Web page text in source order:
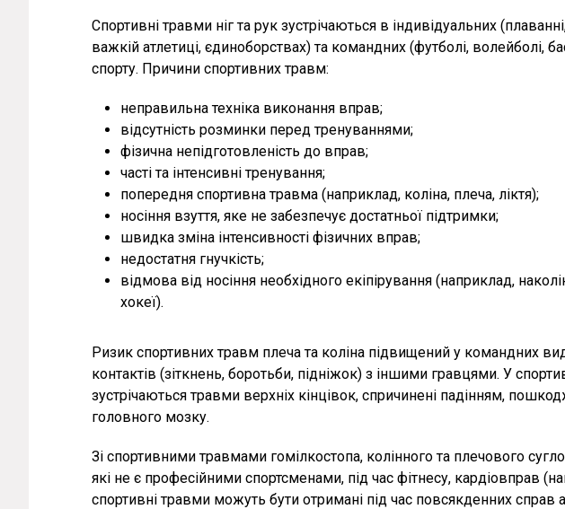
Спортивні травми ніг та рук зустрічаються в індивідуальних
важкій атлетиці, єдиноборствах) та командних (футболі, волейболі,
спорту. Причини спортивних травм:
неправильна техніка виконання вправ;
відсутність розминки перед тренуваннями;
фізична непідготовленість до вправ;
часті та інтенсивні тренування;
попередня спортивна травма (наприклад, коліна, плеча, ліктя);
носіння взуття, яке не забезпечує достатньої підтримки;
швидка зміна інтенсивності фізичних вправ;
недостатня гнучкість;
відмова від носіння необхідного екіпірування (наприклад,
хокеї).
Ризик спортивних травм плеча та коліна підвищений у командних
контактів (зіткнень, боротьби, підніжок) з іншими гравцями. У
зустрічаються травми верхніх кінцівок, спричинені падінням,
головного мозку.
Зі спортивними травмами гомілкостопа, колінного та плечового
які не є професійними спортсменами, під час фітнесу, кардіовправ
спортивні травми можуть бути отримані під час повсякденних справ